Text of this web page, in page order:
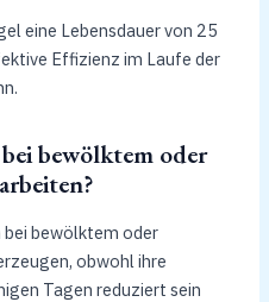
eine Lebensdauer von 25
Effizienz im Laufe der
bewölktem oder
bei bewölktem oder
obwohl ihre
Tagen reduziert sein